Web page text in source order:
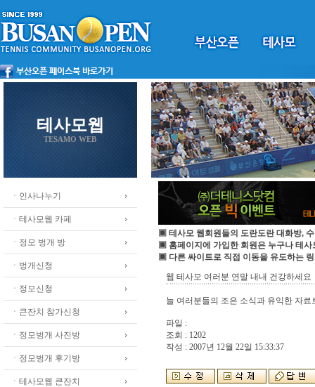
테사모웹
TESAMO WEB
ㆍ인사나누기
ㆍ테사모웹 카페
ㆍ정모 벙개 방
ㆍ벙개신청
ㆍ정모신청
ㆍ큰잔치 참가신청
ㆍ정모벙개 사진방
ㆍ정모벙개 후기방
ㆍ테사모웹 큰잔치
▣ 테사모 웹회원들의 도란도란 대화방,
▣ 홈페이지에 가입한 회원은 누구나 테사
▣ 다른 싸이트로 직접 이동을 유도하는
웹 테사모 여러분 연말 내내 건강하세요
늘 여러분들의 조은 소식과 유익한 자
파일 :
조회 : 1202
작성 : 2007년 12월 22일 15:33:37